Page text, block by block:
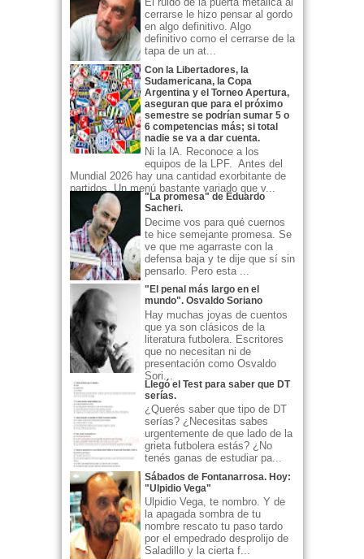
cerrarse le hizo pensar al gordo
en algo definitivo. Algo
definitivo como el cerrarse de la
tapa de un at...
Con la Libertadores, la
Sudamericana, la Copa
Argentina y el Torneo Apertura,
aseguran que para el próximo
semestre se podrían sumar 5 o
6 competencias más; si total
nadie se va a dar cuenta.
Ni la IA. Reconoce a los
equipos de la LPF. Antes del
Mundial 2026 hay una cantidad exorbitante de
partidos. Un menú bastante variado que v...
"La promesa" de Eduardo
Sacheri.
Decime vos para qué cuernos
te hice semejante promesa. Se
ve que me agarraste con la
defensa baja y te dije que sí sin
pensarlo. Pero esta ...
"El penal más largo en el
mundo". Osvaldo Soriano
Hay muchas joyas de cuentos
que ya son clásicos de la
literatura futbolera. Escritores
que no necesitan ni de
presentación como Osvaldo
Sori...
Llegó el Test para saber que DT
serías.
¿Querés saber que tipo de DT
serías? ¿Necesitas sabes
urgentemente de que lado de la
grieta futbolera estás? ¿No
tenés ganas de estudiar pa...
Sábados de Fontanarrosa. Hoy:
"Ulpidio Vega"
Ulpidio Vega, te nombro. Y de
la apagada sombra de tu
nombre rescato tu paso tardo
por el empedrado desprolijo de
Saladillo y la cierta f...